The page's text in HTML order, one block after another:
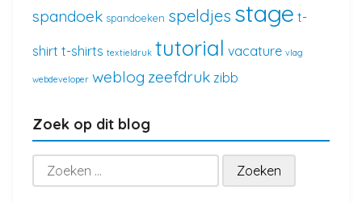
spandoek spandoeken speldjes stage t-
shirt t-shirts textieldruk tutorial vacature vlag
webdeveloper weblog zeefdruk zibb
Zoek op dit blog
Zoeken
naar: